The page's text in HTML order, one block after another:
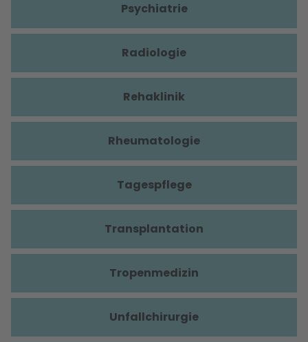
Psychiatrie
Radiologie
Rehaklinik
Rheumatologie
Tagespflege
Transplantation
Tropenmedizin
Unfallchirurgie